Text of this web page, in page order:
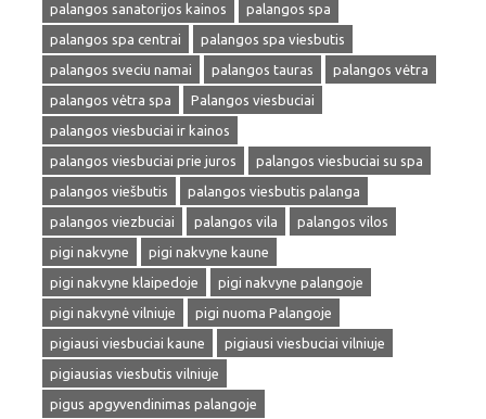
palangos sanatorijos kainos
palangos spa
palangos spa centrai
palangos spa viesbutis
palangos sveciu namai
palangos tauras
palangos vėtra
palangos vėtra spa
Palangos viesbuciai
palangos viesbuciai ir kainos
palangos viesbuciai prie juros
palangos viesbuciai su spa
palangos viešbutis
palangos viesbutis palanga
palangos viezbuciai
palangos vila
palangos vilos
pigi nakvyne
pigi nakvyne kaune
pigi nakvyne klaipedoje
pigi nakvyne palangoje
pigi nakvynė vilniuje
pigi nuoma Palangoje
pigiausi viesbuciai kaune
pigiausi viesbuciai vilniuje
pigiausias viesbutis vilniuje
pigus apgyvendinimas palangoje